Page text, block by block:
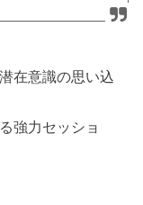
在意識の思い込
強力セッショ